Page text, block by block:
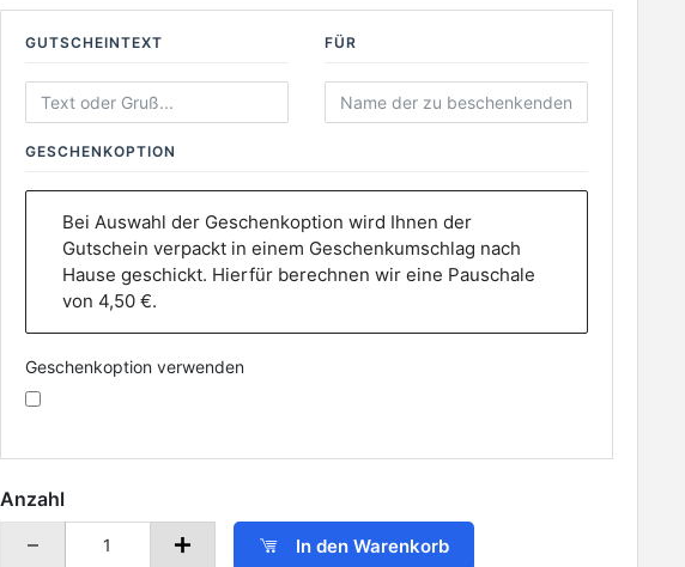
GUTSCHEINTEXT FÜR
GESCHENKOPTION
Bei Auswahl der Geschenkoption wird Ihnen der
Gutschein verpackt in einem Geschenkumschlag nach
Hause geschickt. Hierfür berechnen wir eine Pauschale
von 4,50 €.
Geschenkoption verwenden
Anzahl
In den Warenkorb